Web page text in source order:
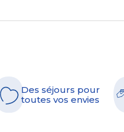
Des séjours pour
toutes vos envies